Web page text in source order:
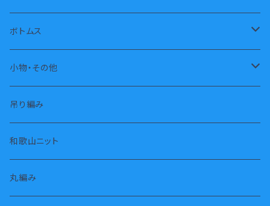
ノースリーブ
トレーナー
パーカー
タートル
タンクトップ
長袖
ボトムス
長パンツ
半パンツ
スカート
小物・その他
靴下
枕カバー
スヌード・ストール
吊り編み
和歌山ニット
丸編み